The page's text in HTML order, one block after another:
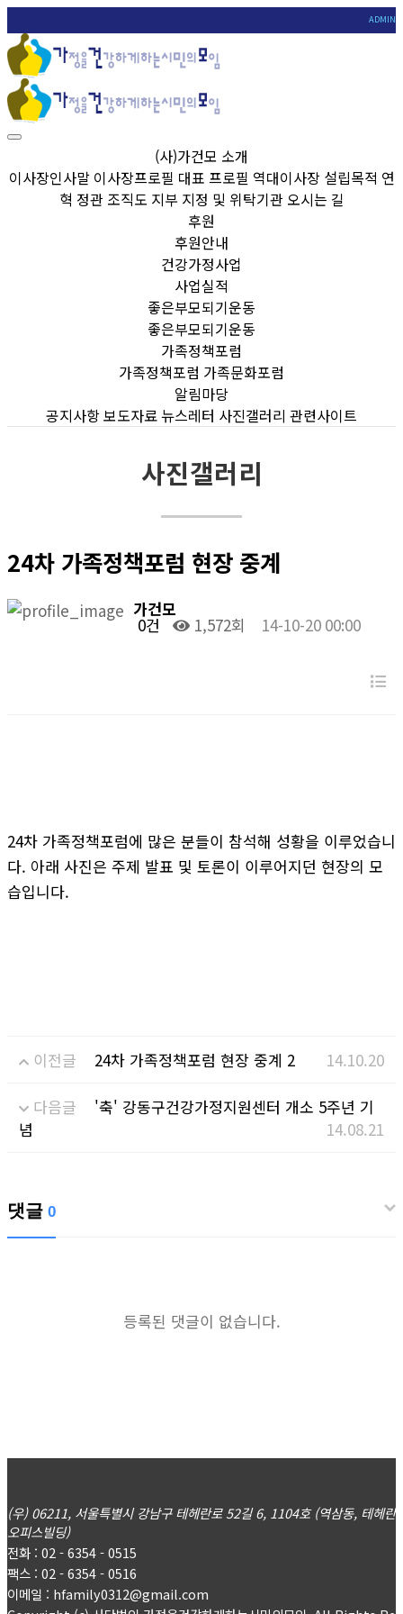
ADMIN
(사)가건모 소개
이사장인사말 이사장프로필 대표 프로필 역대이사장 설립목적 연
혁 정관 조직도 지부 지정 및 위탁기관 오시는 길
후원
후원안내
건강가정사업
사업실적
좋은부모되기운동
좋은부모되기운동
가족정책포럼
가족정책포럼 가족문화포럼
알림마당
공지사항보도자료뉴스레터 사진갤러리 관련사이트
사진갤러리
24차 가족정책포럼 현장 중계
가건모
0건 1,572회 14-10-20 00:00
24차 가족정책포럼에 많은 분들이 참석해 성황을 이루었습니
다. 아래 사진은 주제 발표 및 토론이 이루어지던 현장의 모
습입니다.
이전글 24차 가족정책포럼 현장 중계 2 14.10.20
다음글
'축' 강동구건강가정지원센터 개소 5주년 기
념
14.08.21
댓글 0
등록된 댓글이 없습니다.
(우) 06211, 서울특별시 강남구 테헤란로 52길 6, 1104호 (역삼동, 테헤란
오피스빌딩)
전화 : 02 - 6354 - 0515
팩스 : 02 - 6354 - 0516
이메일 : hfamily0312@gmail.com